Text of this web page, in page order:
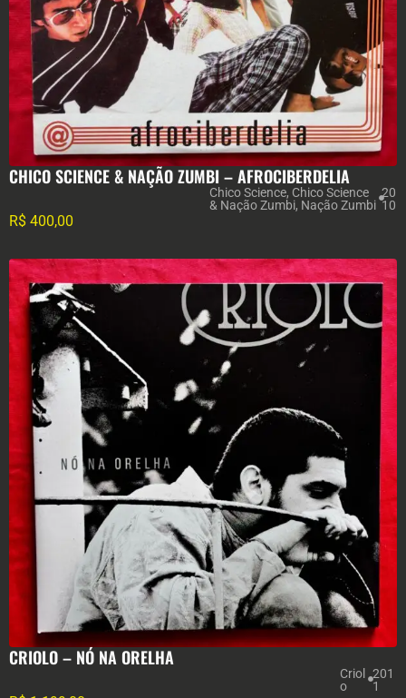
CHICO SCIENCE & NAÇÃO ZUMBI – AFROCIBERDELIA
Chico Science, Chico Science
& Nação Zumbi, Nação Zumbi
20
10
R$ 400,00
CRIOLO – NÓ NA ORELHA
Criol
o
201
1